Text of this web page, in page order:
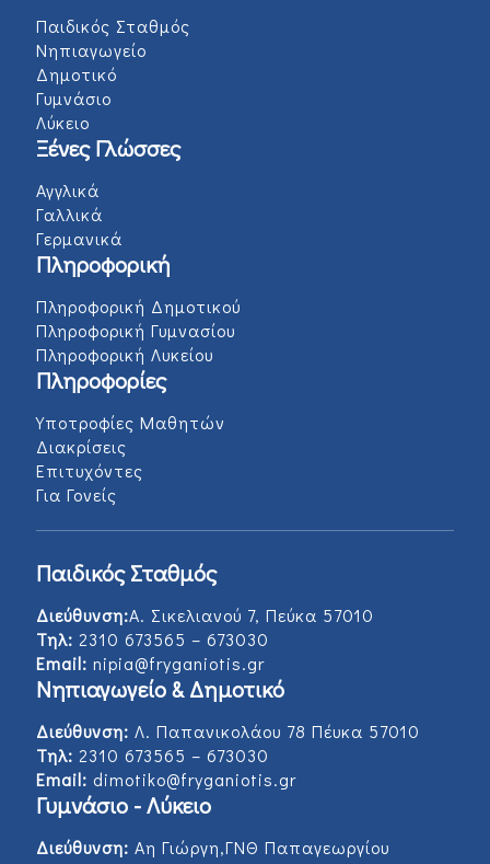
Παιδικός Σταθμός
Νηπιαγωγείο
Δημοτικό
Γυμνάσιο
Λύκειο
Ξένες Γλώσσες
Αγγλικά
Γαλλικά
Γερμανικά
Πληροφορική
Πληροφορική Δημοτικού
Πληροφορική Γυμνασίου
Πληροφορική Λυκείου
Πληροφορίες
Υποτροφίες Μαθητών
Διακρίσεις
Επιτυχόντες
Για Γονείς
Παιδικός Σταθμός
Διεύθυνση:Α. Σικελιανού 7, Πεύκα 57010
Τηλ: 2310 673565 – 673030
Email: nipia@fryganiotis.gr
Νηπιαγωγείο & Δημοτικό
Διεύθυνση: Λ. Παπανικολάου 78 Πέυκα 57010
Τηλ: 2310 673565 – 673030
Email: dimotiko@fryganiotis.gr
Γυμνάσιο - Λύκειο
Διεύθυνση: Αη Γιώργη,ΓΝΘ Παπαγεωργίου